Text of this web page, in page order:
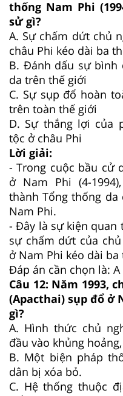
thống Nam Phi
sử gì?
A. Sự chấm dứt chủ
châu Phi kéo dài ba
B. Đánh dấu sự bình
da trên thế giới
C. Sự sụp đổ hoàn
trên toàn thế giới
D. Sự thắng lợi của
tộc ở châu Phi
Lời giải:
- Trong cuộc bầu cử
ở Nam Phi (4-
thành Tổng thống da
Nam Phi.
- Đây là sự kiện quan
sự chấm dứt của
ở Nam Phi kéo dài ba
Đáp án cần chọn là: A
Câu 12: Năm 1993,
(Apacthai) sụp đổ ở
gì?
A. Hình thức chủ
đầu vào khủng
B. Một biện pháp
dân bị xóa bỏ.
C. Hệ thống thuộc